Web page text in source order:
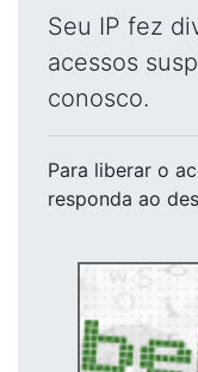
Seu IP fez
acessos
conosco.
Para liberar o
responda ao